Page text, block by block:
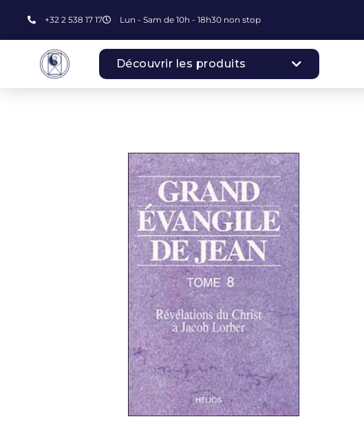
+32 2 538 17 17 Lun - Sam de 10h - 18h30 non stop
Découvrir les produits